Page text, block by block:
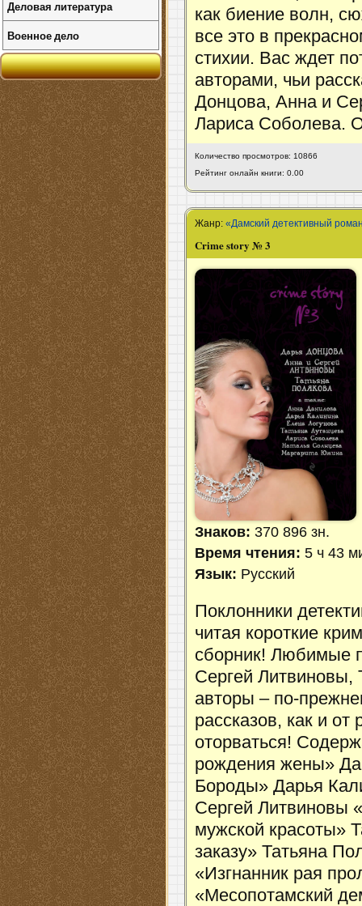
как биение волн,
все это в
стихии. Вас ждет
авторами, чьи
Донцова, Анна и
Лариса Соболева.
Количество просмотров: 10866
Рейтинг онлайн книги: 0.00
Жанр:«Дамский детективный
Crime story № 3
Знаков: 370 896 зн.
Время чтения:5 ч 43
Язык: Русский
Поклонники
читая короткие
сборник! Любимые
Сергей Литвиновы,
авторы – по-
рассказов, как и
оторваться!
рождения жены»
Бороды» Дарья
Сергей Литвиновы
мужской красоты»
заказу» Татьяна
«Изгнанник рая
«Месопотамский
Деловая литература
Военное дело